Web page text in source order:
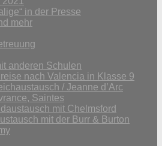
in der Presse
mehr
anderen Schulen
nach Valencia in Klasse 9
/ Jeanne d’Arc
Saintes
mit Chelmsford
mit der Burr & Burton